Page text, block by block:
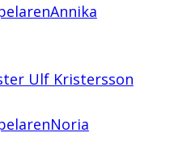
Annika
Ulf Kristersson
Noria